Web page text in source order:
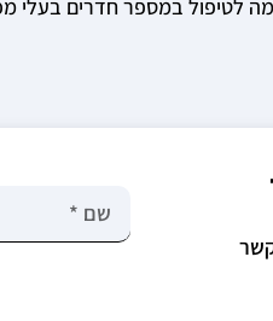
במספר חדרים בעלי
קשר